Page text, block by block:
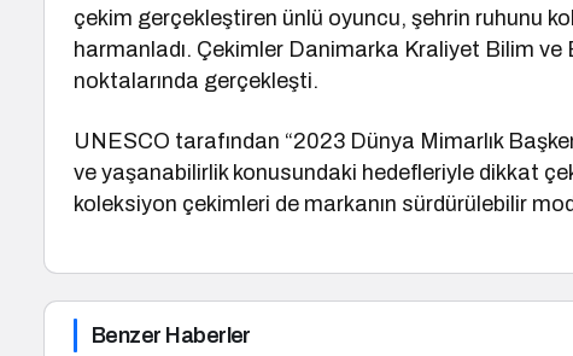
çekim gerçekleştiren ünlü oyuncu, şehrin ruhunu
harmanladı. Çekimler Danimarka Kraliyet Bilim ve
noktalarında gerçekleşti.
UNESCO tarafından “2023 Dünya Mimarlık
ve yaşanabilirlik konusundaki hedefleriyle dikkat
koleksiyon çekimleri de markanın sürdürülebilir
Benzer Haberler